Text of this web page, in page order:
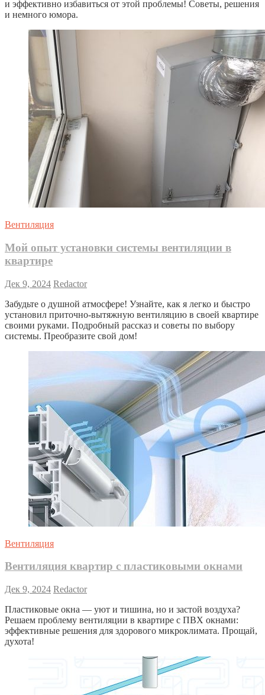
и эффективно избавиться от этой проблемы! Советы, решения
и немного юмора.
Вентиляция
Мой опыт установки системы вентиляции в
квартире
Дек 9, 2024 Redactor
Забудьте о душной атмосфере! Узнайте, как я легко и быстро
установил приточно-вытяжную вентиляцию в своей квартире
своими руками. Подробный рассказ и советы по выбору
системы. Преобразите свой дом!
Вентиляция
Вентиляция квартир с пластиковыми окнами
Дек 9, 2024 Redactor
Пластиковые окна — уют и тишина, но и застой воздуха?
Решаем проблему вентиляции в квартире с ПВХ окнами:
эффективные решения для здорового микроклимата. Прощай,
духота!